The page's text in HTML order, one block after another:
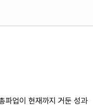
파업이 현재까지 거둔 성과